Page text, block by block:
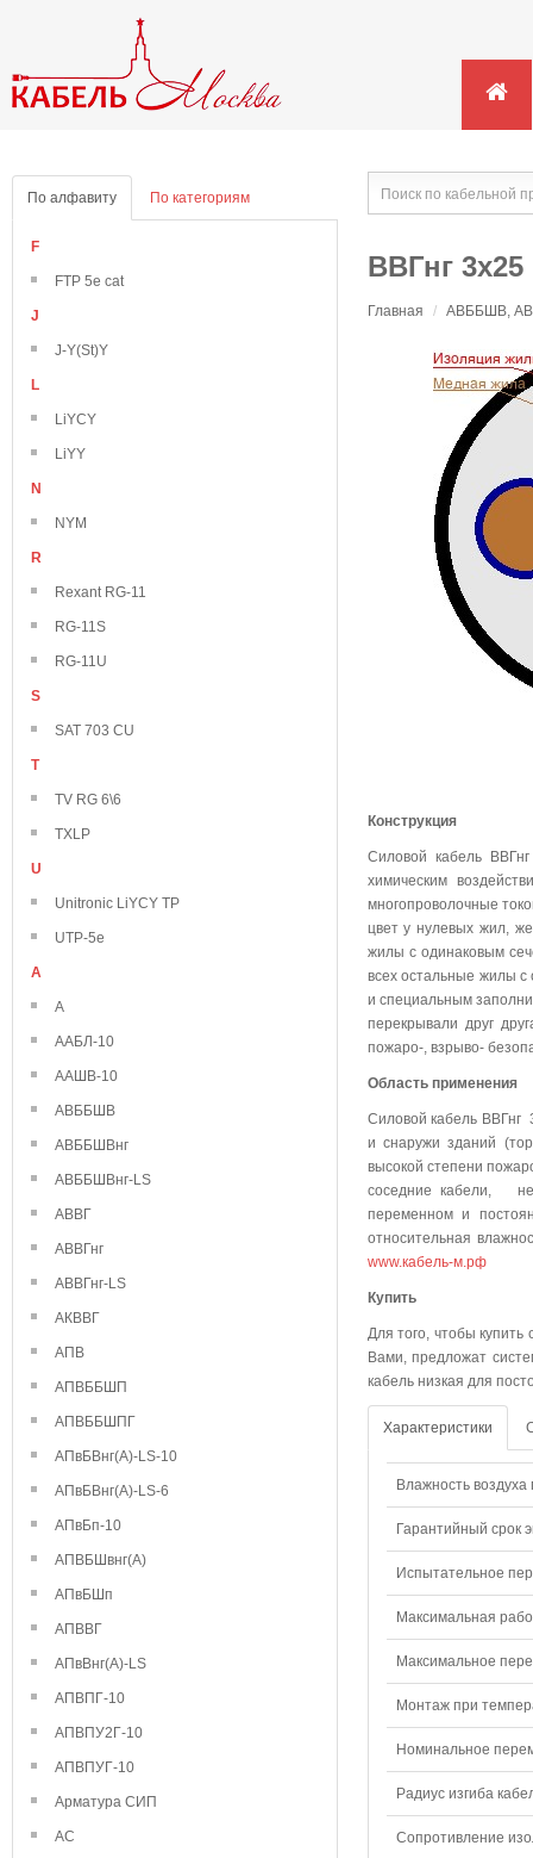
По алфавиту По категориям
F
FTP 5e cat
J
J-Y(St)Y
L
LiYCY
LiYY
N
NYM
R
Rexant RG-11
RG-11S
RG-11U
S
SAT 703 CU
T
TV RG 6\6
TXLP
U
Unitronic LiYCY TP
UTP-5e
А
А
ААБЛ-10
ААШВ-10
АВББШВ
АВББШВнг
АВББШВнг-LS
АВВГ
АВВГнг
АВВГнг-LS
АКВВГ
АПВ
АПВББШП
АПВББШПГ
АПвБВнг(А)-LS-10
АПвБВнг(А)-LS-6
АПвБп-10
АПВБШвнг(А)
АПвБШп
АПВВГ
АПвВнг(А)-LS
АПВПГ-10
АПВПУ2Г-10
АПВПУГ-10
Арматура СИП
АС
ВВГнг 3х25
Главная / АВББШВ,
Конструкция
Силовой кабель
химическим
многопроволочные
цвет у нулевых жил,
жилы с одинаковым
всех остальные жилы с
и специальным
перекрывали друг
пожаро-, взрыво-
Область применения
Силовой кабель ВВГнг
и снаружи зданий
высокой степени
соседние кабели, не
переменном и
относительная
www.кабель-м.рф
Для того, чтобы купить
Вами, предложат
кабель низкая для
Характеристики
Влажность воздуха
Гарантийный срок
Испытательное
Максимальная
Максимальное
Монтаж при
Номинальное
Радиус изгиба
Сопротивление